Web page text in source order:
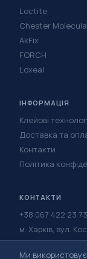
Loctite
Chester
AkFix
FORCH
Loxeal
ІНФОРМАЦІЯ
Клейові
Доставка та
Контакти
Політика
КОНТАКТИ
+38 067 422 23 73
м. Харків, вул.
Написати в
Ми